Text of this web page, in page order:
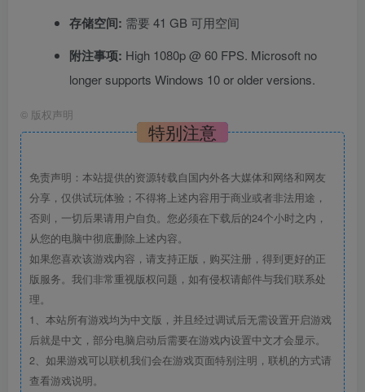
存储空间: 需要 41 GB 可用空间
附注事项: High 1080p @ 60 FPS. Microsoft no
longer supports Windows 10 or older versions.
© 版权声明
特别注意
免责声明：本站提供的资源转载自国内外各大媒体和网络和网友
分享，仅供试玩体验；不得将上述内容用于商业或者非法用途，
否则，一切后果请用户自负。您必须在下载后的24个小时之内，
从您的电脑中彻底删除上述内容。
如果您喜欢该游戏内容，请支持正版，购买注册，得到更好的正
版服务。我们非常重视版权问题，如有侵权请邮件与我们联系处
理。
1、本站所有游戏均为中文版，并且经过调试后无需设置开启游戏
后就是中文，部分电脑启动后需要在游戏内设置中文才会显示。
2、如果游戏可以联机我们会在游戏页面特别注明，联机的方式请
查看游戏说明。